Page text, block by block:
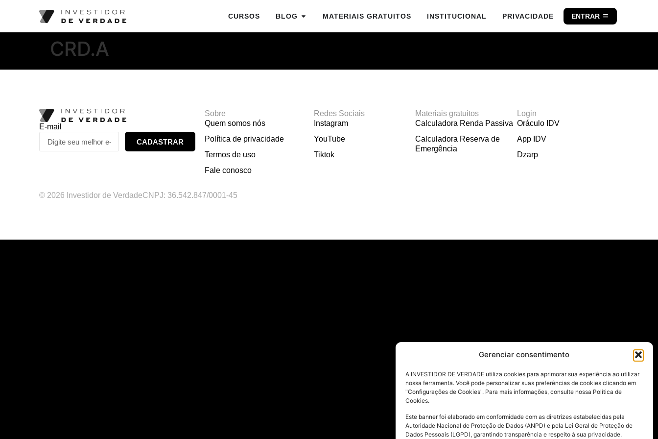
Gerenciar consentimento
A INVESTIDOR DE VERDADE utiliza cookies para aprimorar sua experiência ao utilizar
nossa ferramenta. Você pode personalizar suas preferências de cookies clicando em
"Configurações de Cookies". Para mais informações, consulte nossa Política de
Cookies.
Este banner foi elaborado em conformidade com as diretrizes estabelecidas pela
Autoridade Nacional de Proteção de Dados (ANPD) e pela Lei Geral de Proteção de
Dados Pessoais (LGPD), garantindo transparência e respeito à sua privacidade.
CURSOS BLOG MATERIAIS GRATUITOS INSTITUCIONAL PRIVACIDADE ENTRAR
CRD.A
E-mail
CADASTRAR
Sobre
Quem somos nós
Política de privacidade
Termos de uso
Fale conosco
Redes Sociais
Instagram
YouTube
Tiktok
Materiais gratuitos
Calculadora Renda Passiva
Calculadora Reserva de
Emergência
Login
Oráculo IDV
App IDV
Dzarp
© 2026 Investidor de VerdadeCNPJ: 36.542.847/0001-45